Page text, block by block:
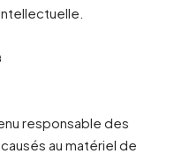
responsable des
au matériel de